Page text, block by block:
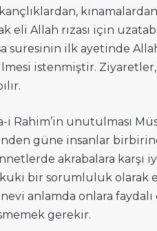
eli Allah rızası için
suresinin ilk ayetinde
istenmiştir. Ziyaretler,
i Rahim’in unutulması
güne insanlar
akrabalara karşı
bir sorumluluk olarak
anlamda onlara
gerekir.